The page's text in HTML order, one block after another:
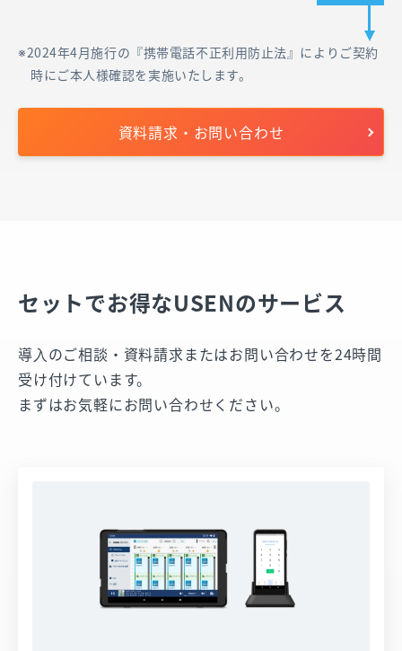
2024年4月施行の『携帯電話不正利用防止法』によりご契約
時にご本人様確認を実施いたします。
資料請求・お問い合わせ
セットでお得なUSENのサービス
導⼊のご相談・資料請求またはお問い合わせを24時間
受け付けています。
まずはお気軽にお問い合わせください。